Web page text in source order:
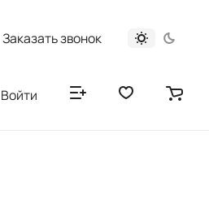
Заказать звонок
Войти